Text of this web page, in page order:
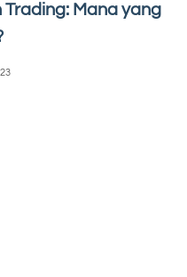
Mana yang